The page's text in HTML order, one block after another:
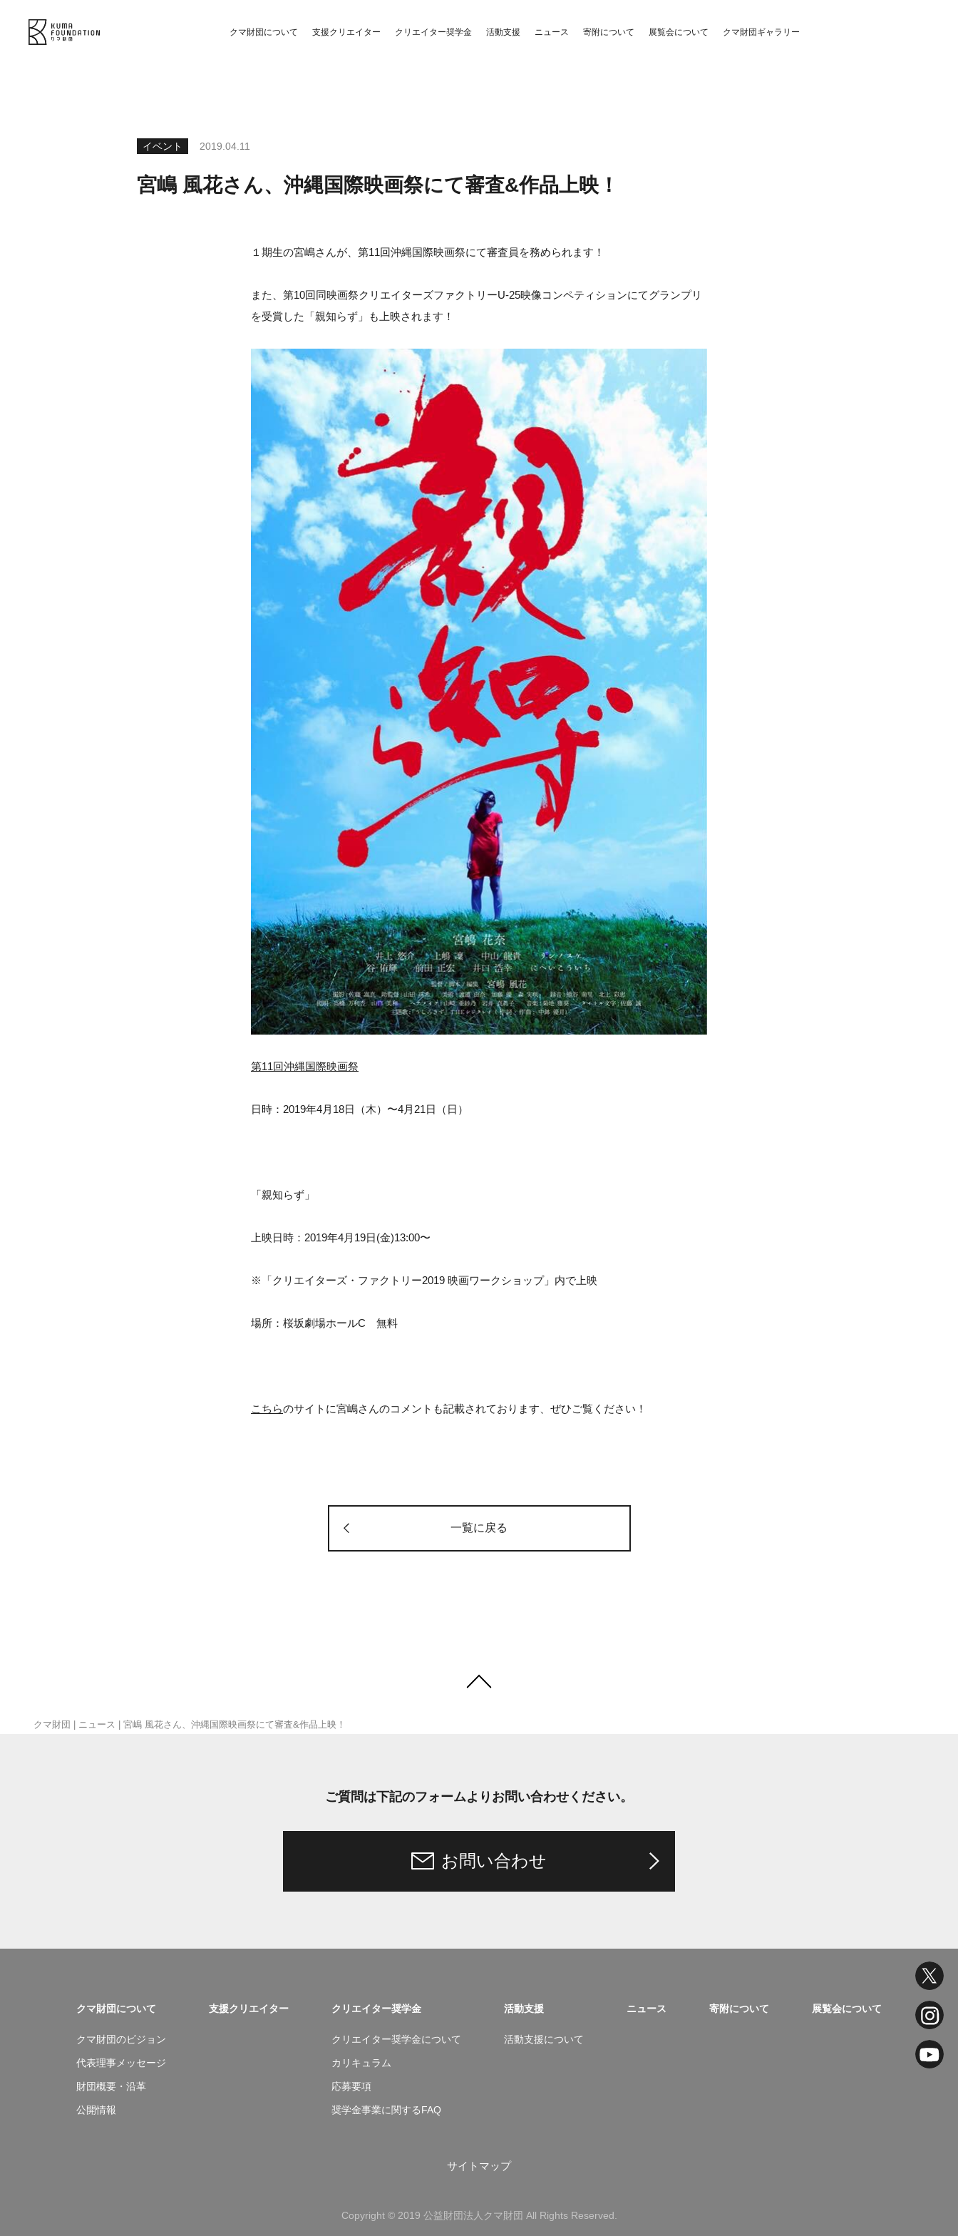
クマ財団について 支援クリエイター クリエイター奨学金 活動支援 ニュース 寄附について 展覧会について クマ財団ギャラリー
イベント 2019.04.11
宮嶋 風花さん、沖縄国際映画祭にて審査&作品上映！
１期生の宮嶋さんが、第11回沖縄国際映画祭にて審査員を務められます！
また、第10回同映画祭クリエイターズファクトリーU-25映像コンペティションにてグランプリ
を受賞した「親知らず」も上映されます！
第11回沖縄国際映画祭
日時：2019年4月18日（木）〜4月21日（日）
「親知らず」
上映日時：2019年4月19日(金)13:00〜
※「クリエイターズ・ファクトリー2019 映画ワークショップ」内で上映
場所：桜坂劇場ホールC 無料
こちらのサイトに宮嶋さんのコメントも記載されております、ぜひご覧ください！
一覧に戻る
クマ財団 | ニュース | 宮嶋 風花さん、沖縄国際映画祭にて審査&作品上映！
ご質問は下記のフォームより お問い合わせください。
お問い合わせ
クマ財団について
クマ財団のビジョン
代表理事メッセージ
財団概要・沿革
公開情報
支援クリエイター クリエイター奨学金
クリエイター奨学金について
カリキュラム
応募要項
奨学金事業に関するFAQ
活動支援
活動支援について
ニュース 寄附について 展覧会について
サイトマップ
Copyright © 2019 公益財団法人クマ財団 All Rights Reserved.